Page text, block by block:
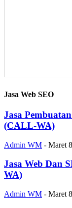
Jasa Web SEO
Jasa
(CALL-WA)
Admin WM - Maret
Jasa Web Dan
WA)
Admin WM - Maret